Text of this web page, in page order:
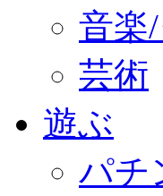
音楽
芸術
遊ぶ
パチ